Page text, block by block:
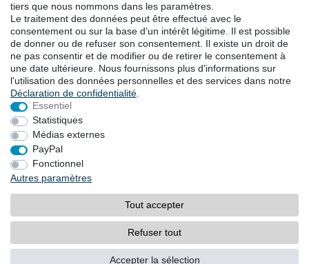
Catalogues
Technologie
Certificats
Études
Promotion
LOCALITES
Droit de rétractation
Mentions légales
Conditions générales
© Copyright 2026 | Tous droits réservés.
tiers que nous nommons dans les paramètres.
Le traitement des données peut être effectué avec le
consentement ou sur la base d'un intérêt légitime. Il est possible
de donner ou de refuser son consentement. Il existe un droit de
ne pas consentir et de modifier ou de retirer le consentement à
une date ultérieure. Nous fournissons plus d'informations sur
l'utilisation des données personnelles et des services dans notre
Déclaration de confidentialité
Essentiel
Statistiques
Médias externes
PayPal
Fonctionnel
Autres paramètres
Tout accepter
Refuser tout
Accepter la sélection